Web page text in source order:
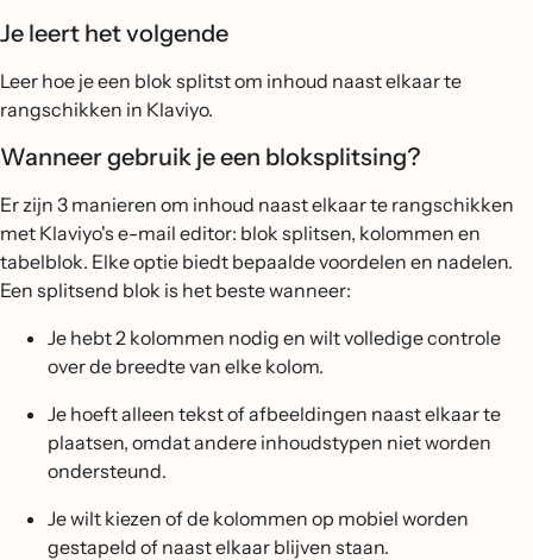
Je leert het volgende
Leer hoe je een blok splitst om inhoud naast elkaar te
rangschikken in Klaviyo.
Wanneer gebruik je een bloksplitsing?
Er zijn 3 manieren om inhoud naast elkaar te rangschikken
met Klaviyo's e-mail editor: blok splitsen, kolommen en
tabelblok. Elke optie biedt bepaalde voordelen en nadelen.
Een splitsend blok is het beste wanneer:
Je hebt 2 kolommen nodig en wilt volledige controle
over de breedte van elke kolom.
Je hoeft alleen tekst of afbeeldingen naast elkaar te
plaatsen, omdat andere inhoudstypen niet worden
ondersteund.
Je wilt kiezen of de kolommen op mobiel worden
gestapeld of naast elkaar blijven staan.